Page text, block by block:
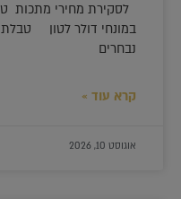
לסקירת מחירי מתכות
במונחי דולר לטון
נבחרים
קרא עוד »
אוגוסט 10, 2026